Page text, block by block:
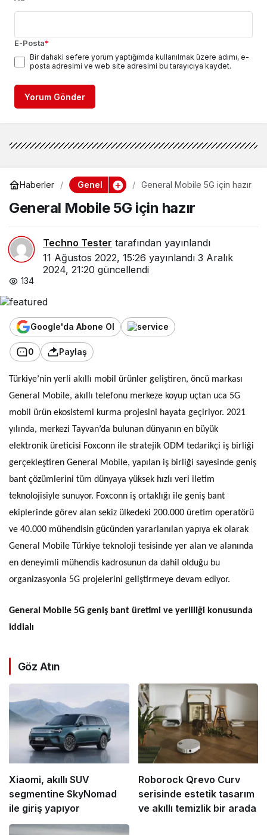
E-Posta*
Bir dahaki sefere yorum yaptığımda kullanılmak üzere adımı, e-
posta adresimi ve web site adresimi bu tarayıcıya kaydet.
Yorum Gönder
Haberler Genel General Mobile 5G için hazır
General Mobile 5G için hazır
Techno Tester tarafından yayınlandı
11 Ağustos 2022, 15:26 yayınlandı 3 Aralık
2024, 21:20 güncellendi
134
Google'da Abone Ol
0 Paylaş
Türkiye’nin yerli akıllı mobil ürünler geliştiren, öncü markası
General Mobile, akıllı telefonu merkeze koyup uçtan uca 5G
mobil ürün ekosistemi kurma projesini hayata geçiriyor. 2021
yılında, merkezi Tayvan’da bulunan dünyanın en büyük
elektronik üreticisi Foxconn ile stratejik ODM tedarikçi iş birliği
gerçekleştiren General Mobile, yapılan iş birliği sayesinde geniş
bant çözümlerini tüm dünyaya yüksek hızlı veri iletim
teknolojisiyle sunuyor. Foxconn iş ortaklığı ile geniş bant
ekiplerinde görev alan sekiz ülkedeki 200.000 üretim operatörü
ve 40.000 mühendisin gücünden yararlanılan yapıya ek olarak
General Mobile Türkiye teknoloji tesisinde yer alan ve alanında
en deneyimli mühendis kadrosunun da dahil olduğu bu
organizasyonla 5G projelerini geliştirmeye devam ediyor.
General Mobile 5G geniş bant üretimi ve yerliliği konusunda
iddialı
Göz Atın
Xiaomi, akıllı SUV
segmentine SkyNomad
ile giriş yapıyor
Roborock Qrevo Curv
serisinde estetik tasarım
ve akıllı temizlik bir arada